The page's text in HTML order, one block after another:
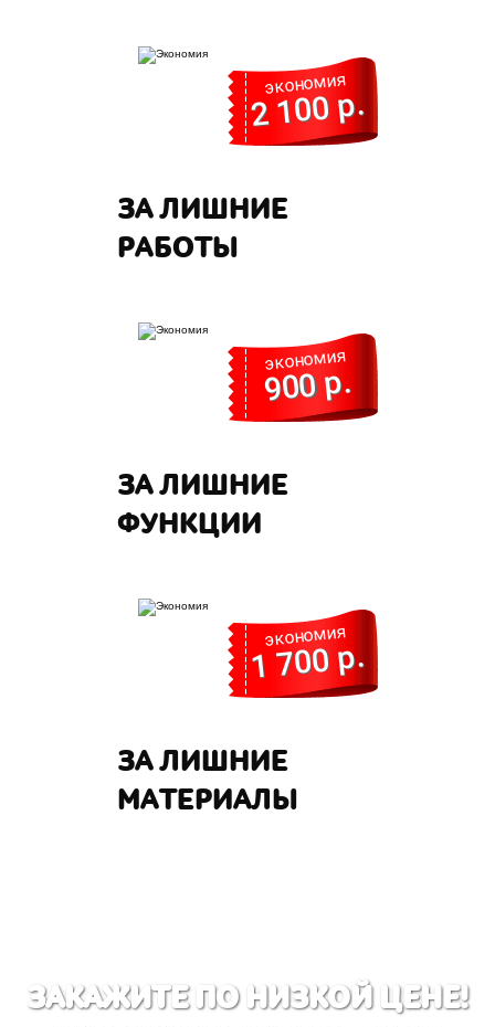
экономия
2 100 р.
ЗА ЛИШНИЕ
РАБОТЫ
экономия
900 р.
ЗА ЛИШНИЕ
ФУНКЦИИ
экономия
1 700 р.
ЗА ЛИШНИЕ
МАТЕРИАЛЫ
ЗАКАЖИТЕ ПО НИЗКОЙ ЦЕНЕ!